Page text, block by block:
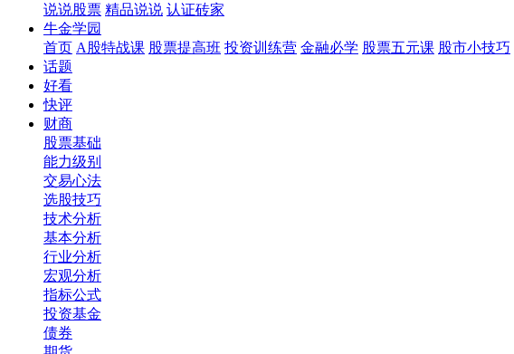
说说股票 精品说说 认证砖家
牛金学园
首页 A股特战课 股票提高班 投资训练营 金融必学 股票五元课 股市小技巧
话题
好看
快评
财商
股票基础
能力级别
交易心法
选股技巧
技术分析
基本分析
行业分析
宏观分析
指标公式
投资基金
债券